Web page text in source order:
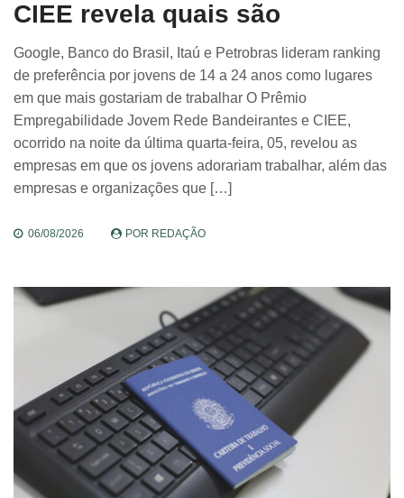
CIEE revela quais são
Google, Banco do Brasil, Itaú e Petrobras lideram ranking
de preferência por jovens de 14 a 24 anos como lugares
em que mais gostariam de trabalhar O Prêmio
Empregabilidade Jovem Rede Bandeirantes e CIEE,
ocorrido na noite da última quarta-feira, 05, revelou as
empresas em que os jovens adorariam trabalhar, além das
empresas e organizações que […]
06/08/2026 POR REDAÇÃO